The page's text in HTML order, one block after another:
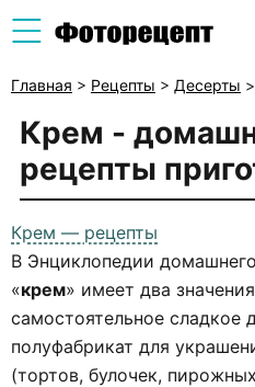
Главная > Рецепты > Десерты >
Крем -
рецепты
Крем — рецепты
В Энциклопедии
«крем» имеет два
самостоятельное сладкое
полуфабрикат для
(тортов, булочек,